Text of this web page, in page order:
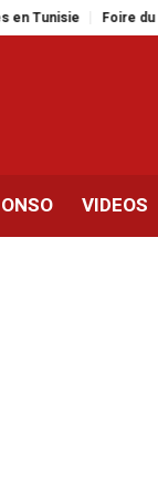
Foire du livre de
VIDEOS